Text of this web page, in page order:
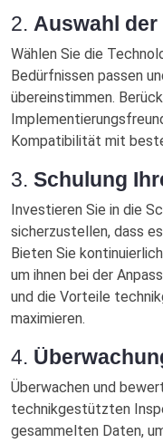
2. Auswahl
Wählen Sie die
Bedürfnissen passen
übereinstimmen.
Kompatibilität mit
3. Schulung
Investieren Sie in die
sicherzustellen, dass
Bieten Sie
um ihnen bei der
und die Vorteile
maximieren.
4.
Überwachen und
technikgestützten
gesammelten Daten,